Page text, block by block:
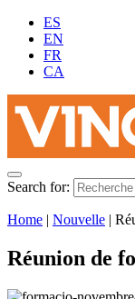
ES
EN
FR
CA
Search for:
Home | Nouvelle |
Réunion de